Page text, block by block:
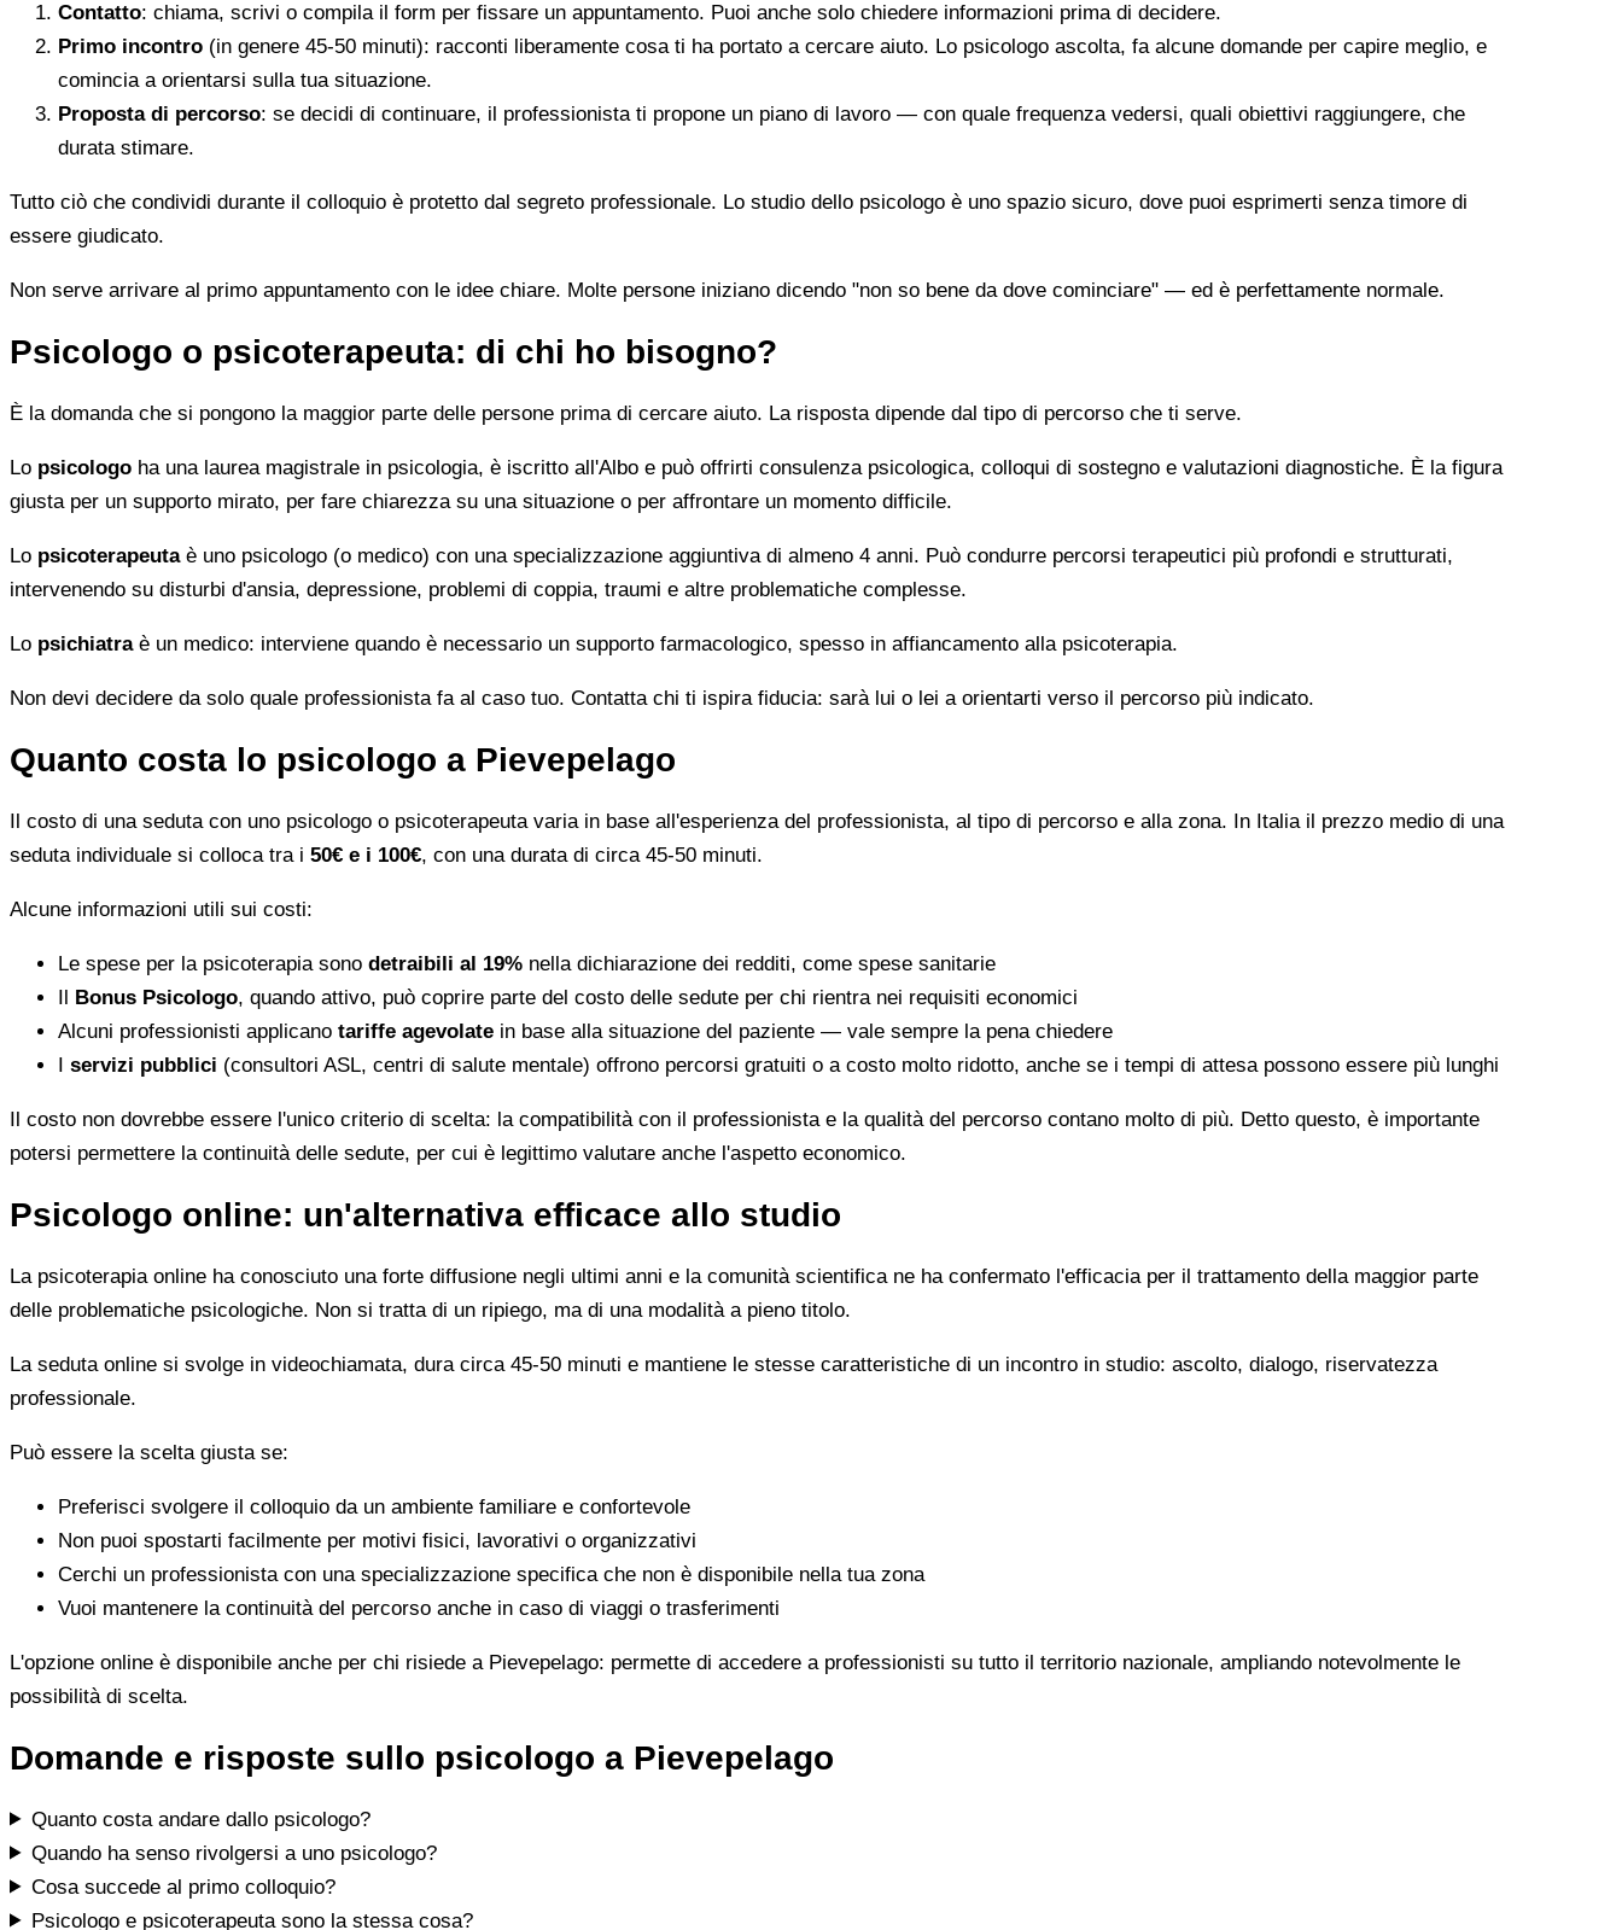
Contatto: chiama, scrivi o compila il form per fissare un appuntamento. Puoi anche solo chiedere informazioni prima di decidere.
Primo incontro (in genere 45-50 minuti): racconti liberamente cosa ti ha portato a cercare aiuto. Lo psicologo ascolta, fa alcune domande per capire meglio, e
comincia a orientarsi sulla tua situazione.
Proposta di percorso: se decidi di continuare, il professionista ti propone un piano di lavoro — con quale frequenza vedersi, quali obiettivi raggiungere, che
durata stimare.
Tutto ciò che condividi durante il colloquio è protetto dal segreto professionale. Lo studio dello psicologo è uno spazio sicuro, dove puoi esprimerti senza timore di
essere giudicato.
Non serve arrivare al primo appuntamento con le idee chiare. Molte persone iniziano dicendo "non so bene da dove cominciare" — ed è perfettamente normale.
Psicologo o psicoterapeuta: di chi ho bisogno?
È la domanda che si pongono la maggior parte delle persone prima di cercare aiuto. La risposta dipende dal tipo di percorso che ti serve.
Lo psicologo ha una laurea magistrale in psicologia, è iscritto all'Albo e può offrirti consulenza psicologica, colloqui di sostegno e valutazioni diagnostiche. È la figura
giusta per un supporto mirato, per fare chiarezza su una situazione o per affrontare un momento difficile.
Lo psicoterapeutaè uno psicologo (o medico) con una specializzazione aggiuntiva di almeno 4 anni. Può condurre percorsi terapeutici più profondi e strutturati,
intervenendo su disturbi d'ansia, depressione, problemi di coppia, traumi e altre problematiche complesse.
Lo psichiatraè un medico: interviene quando è necessario un supporto farmacologico, spesso in affiancamento alla psicoterapia.
Non devi decidere da solo quale professionista fa al caso tuo. Contatta chi ti ispira fiducia: sarà lui o lei a orientarti verso il percorso più indicato.
Quanto costa lo psicologo a Pievepelago
Il costo di una seduta con uno psicologo o psicoterapeuta varia in base all'esperienza del professionista, al tipo di percorso e alla zona. In Italia il prezzo medio di una
seduta individuale si colloca tra i 50€ e i 100€, con una durata di circa 45-50 minuti.
Alcune informazioni utili sui costi:
Le spese per la psicoterapia sono detraibili al 19% nella dichiarazione dei redditi, come spese sanitarie
Il Bonus Psicologo, quando attivo, può coprire parte del costo delle sedute per chi rientra nei requisiti economici
Alcuni professionisti applicano tariffe agevolate in base alla situazione del paziente — vale sempre la pena chiedere
I servizi pubblici (consultori ASL, centri di salute mentale) offrono percorsi gratuiti o a costo molto ridotto, anche se i tempi di attesa possono essere più lunghi
Il costo non dovrebbe essere l'unico criterio di scelta: la compatibilità con il professionista e la qualità del percorso contano molto di più. Detto questo, è importante
potersi permettere la continuità delle sedute, per cui è legittimo valutare anche l'aspetto economico.
Psicologo online: un'alternativa efficace allo studio
La psicoterapia online ha conosciuto una forte diffusione negli ultimi anni e la comunità scientifica ne ha confermato l'efficacia per il trattamento della maggior parte
delle problematiche psicologiche. Non si tratta di un ripiego, ma di una modalità a pieno titolo.
La seduta online si svolge in videochiamata, dura circa 45-50 minuti e mantiene le stesse caratteristiche di un incontro in studio: ascolto, dialogo, riservatezza
professionale.
Può essere la scelta giusta se:
Preferisci svolgere il colloquio da un ambiente familiare e confortevole
Non puoi spostarti facilmente per motivi fisici, lavorativi o organizzativi
Cerchi un professionista con una specializzazione specifica che non è disponibile nella tua zona
Vuoi mantenere la continuità del percorso anche in caso di viaggi o trasferimenti
L'opzione online è disponibile anche per chi risiede a Pievepelago: permette di accedere a professionisti su tutto il territorio nazionale, ampliando notevolmente le
possibilità di scelta.
Domande e risposte sullo psicologo a Pievepelago
Quanto costa andare dallo psicologo?
Quando ha senso rivolgersi a uno psicologo?
Cosa succede al primo colloquio?
Psicologo e psicoterapeuta sono la stessa cosa?